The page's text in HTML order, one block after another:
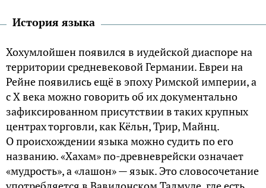
История языка
Хохумлойшен появился в иудейской диаспоре на
территории средневековой Германии. Евреи на
Рейне появились ещё в эпоху Римской империи, а
с X века можно говорить об их документально
зафиксированном присутствии в таких крупных
центрах торговли, как Кёльн, Трир, Майнц.
О происхождении языка можно судить по его
названию. «Хахам» по-древневрейски означает
«мудрость», а «лашон» — язык. Это словосочетание